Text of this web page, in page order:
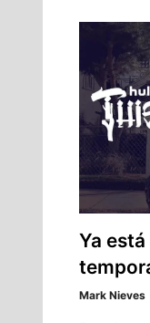
Ya
Mark Nieves